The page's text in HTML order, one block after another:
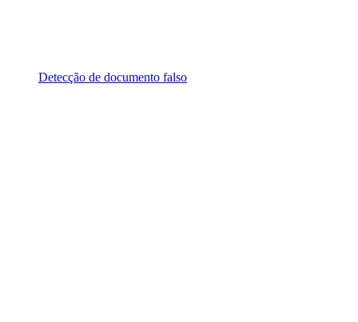
Detecção de documento falso